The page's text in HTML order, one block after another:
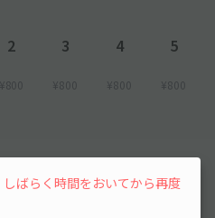
2
¥800
3
¥800
4
¥800
5
¥800
ばらく時間をおいてから再度